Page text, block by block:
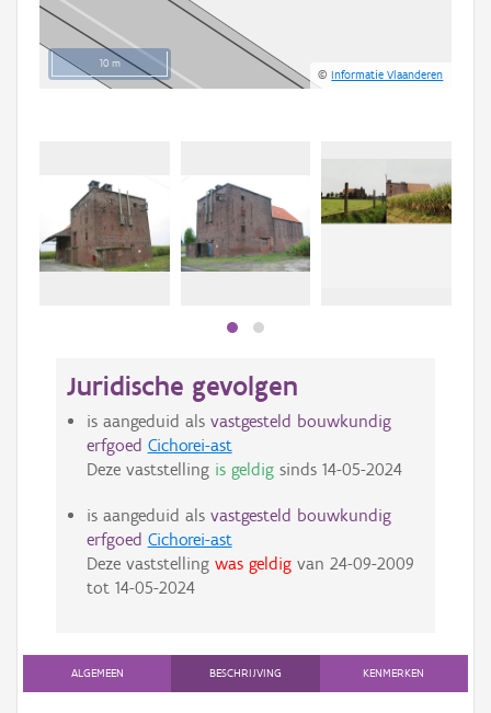
10 m
©Informatie Vlaanderen
Juridische gevolgen
is aangeduid als vastgesteld bouwkundig
erfgoed Cichorei-ast
Deze vaststelling is geldigsinds 14-05-2024
is aangeduid als vastgesteld bouwkundig
erfgoed Cichorei-ast
Deze vaststelling was geldigvan 24-09-2009
tot 14-05-2024
ALGEMEEN BESCHRIJVING KENMERKEN